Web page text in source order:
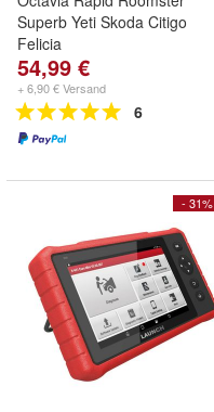
Superb Yeti Skoda Citigo
Felicia
54,99 €
+ 6,90 € Versand
6
- 31%